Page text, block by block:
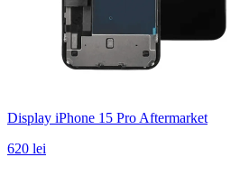
Display iPhone 15 Pro Aftermarket
620 lei